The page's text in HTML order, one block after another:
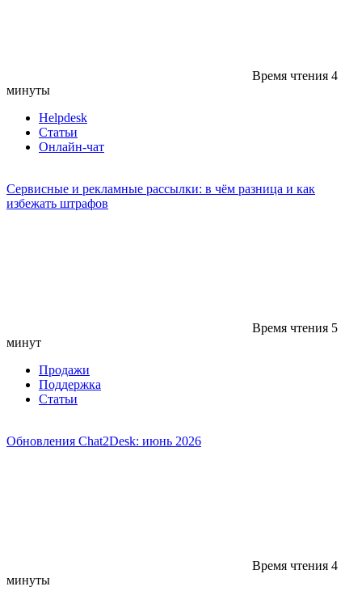
Время чтения 4
минуты
Helpdesk
Статьи
Онлайн-чат
Сервисные и рекламные рассылки: в чём разница и как
избежать штрафов
Время чтения 5
минут
Продажи
Поддержка
Статьи
Обновления Chat2Desk: июнь 2026
Время чтения 4
минуты